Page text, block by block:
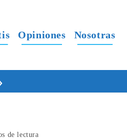
Opiniones Nosotras
de lectura